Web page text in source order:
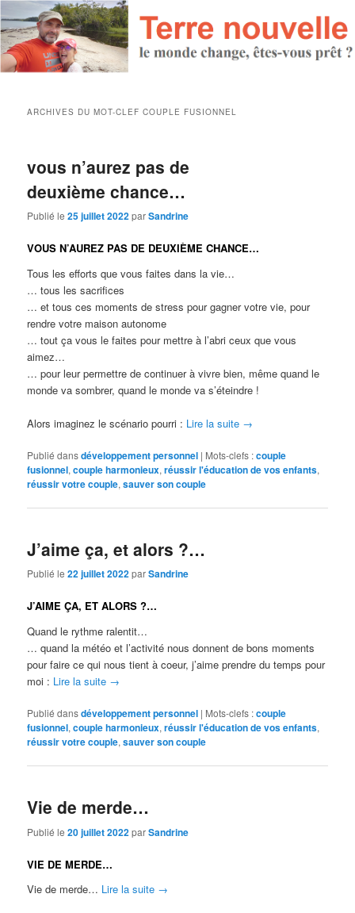
ARCHIVES DU MOT-CLEFCOUPLE FUSIONNEL
vous n’aurez pas de
deuxième chance…
Publié le25 juillet 2022parSandrine
VOUS N’AUREZ PAS DE DEUXIÈME CHANCE…
Tous les efforts que vous faites dans la vie…
… tous les sacrifices
… et tous ces moments de stress pour gagner votre vie, pour
rendre votre maison autonome
… tout ça vous le faites pour mettre à l’abri ceux que vous
aimez…
… pour leur permettre de continuer à vivre bien, même quand le
monde va sombrer, quand le monde va s’éteindre !
Alors imaginez le scénario pourri : Lire la suite →
Publié dansdéveloppement personnel | Mots-clefs :couple
fusionnel,couple harmonieux,réussir l'éducation de vos enfants,
réussir votre couple,sauver son couple
J’aime ça, et alors ?…
Publié le22 juillet 2022parSandrine
J’AIME ÇA, ET ALORS ?…
Quand le rythme ralentit…
​​​​​​​… quand la météo et l’activité nous donnent de bons moments
pour faire ce qui nous tient à coeur, j’aime prendre du temps pour
moi : Lire la suite →
Publié dansdéveloppement personnel | Mots-clefs :couple
fusionnel,couple harmonieux,réussir l'éducation de vos enfants,
réussir votre couple,sauver son couple
Vie de merde…
Publié le20 juillet 2022parSandrine
VIE DE MERDE…
Vie de merde… Lire la suite →